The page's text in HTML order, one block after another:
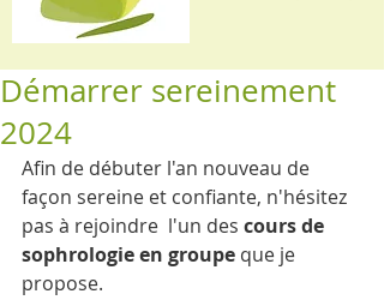
Démarrer sereinement
2024
Afin de débuter l'an nouveau de
façon sereine et confiante, n'hésitez
pas à rejoindre  l'un des cours de
sophrologie en groupe que je
propose.